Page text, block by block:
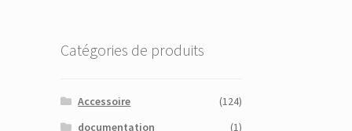
Catégories de produits
Accessoire
(124)
documentation
(1)